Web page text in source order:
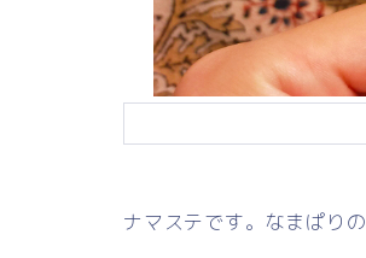
ナマステです。なまぱりの